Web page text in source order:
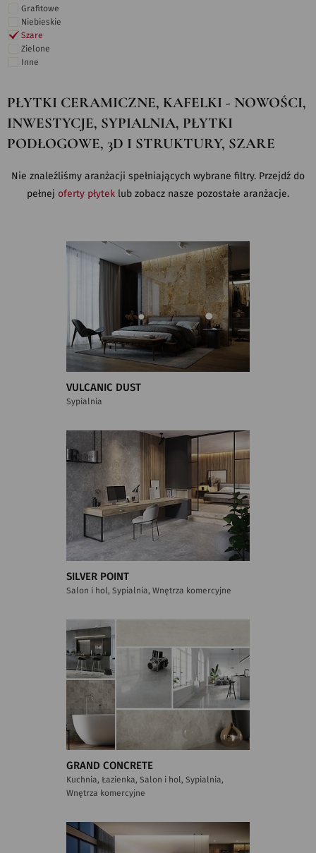
Grafitowe
Niebieskie
Szare
Zielone
Inne
PŁYTKI CERAMICZNE, KAFELKI - NOWOŚCI,
INWESTYCJE, SYPIALNIA, PŁYTKI
PODŁOGOWE, 3D I STRUKTURY, SZARE
Nie znaleźliśmy aranżacji spełniających wybrane filtry. Przejdź do
pełnej oferty płytek lub zobacz nasze pozostałe aranżacje.
VULCANIC DUST
Sypialnia
SILVER POINT
Salon i hol, Sypialnia, Wnętrza komercyjne
GRAND CONCRETE
Kuchnia, Łazienka, Salon i hol, Sypialnia,
Wnętrza komercyjne